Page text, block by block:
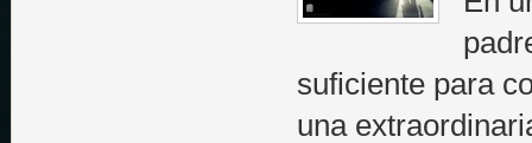
suficiente para
una